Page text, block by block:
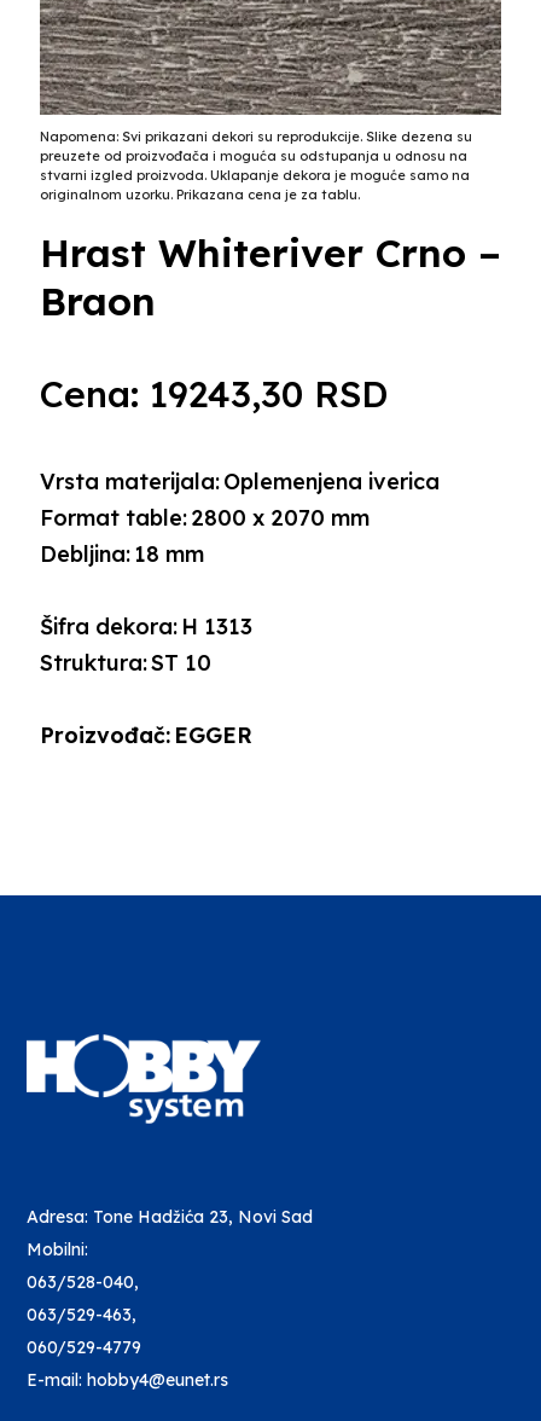
Napomena: Svi prikazani dekori su reprodukcije. Slike dezena su
preuzete od proizvođača i moguća su odstupanja u odnosu na
stvarni izgled proizvoda. Uklapanje dekora je moguće samo na
originalnom uzorku. Prikazana cena je za tablu.
Hrast Whiteriver Crno –
Braon
Cena: 19243,30 RSD
Debljina:18 mm
Format table:2800 x 2070 mm
Šifra dekora: H 1313
Struktura:ST 10
Vrsta materijala:Oplemenjena iverica
Proizvođač: EGGER
Adresa: Tone Hadžića 23, Novi Sad
Mobilni:
063/528-040,
063/529-463,
060/529-4779
E-mail: hobby4@eunet.rs